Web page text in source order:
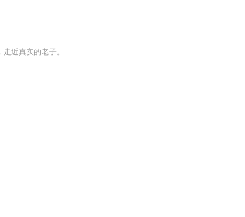
反者道之动，弱者道之用。读书千遍，其义自见。从阴阳五行，易理风水的角度，借佛家之慧眼，走近真实的老子。无缘大慈，同体大悲。与天地同根，与万物同体，与圣贤同行。全方位，多角度感悟《道德经》的博大智慧。《道德经》缘于《易》，易道同源，是中华文化的源头活水之一。传统文化就是我们民族代代相传的文化道统。为什么说 “ 老子天下第一” ？原来大有玄机。